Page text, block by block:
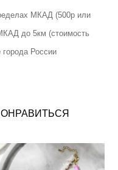
МКАД (500р или
до 5км (стоимость
России